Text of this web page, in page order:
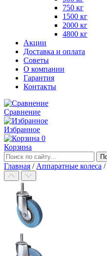
750 кг
1500 кг
2000 кг
4800 кг
Акции
Доставка и оплата
Советы
О компании
Гарантия
Контакты
Сравнение
Избранное
0
Корзина
Главная / Аппаратные колеса /